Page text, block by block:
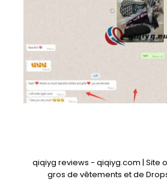
qiqiyg reviews - qiqiyg.com | Site
gros de vêtements et de